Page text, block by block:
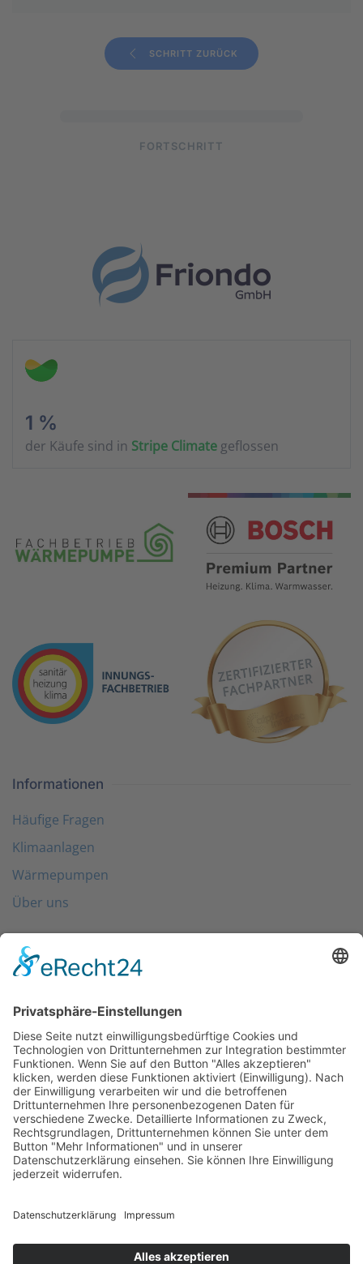
SCHRITT ZURÜCK
FORTSCHRITT
1 %
der Käufe sind in Stripe Climate geflossen
Informationen
Häufige Fragen
Klimaanlagen
Wärmepumpen
Über uns
Folgen Sie uns
Kontakt
0203 - 3965 710
info@friondo.de
Whatsapp
Mo - Fr von 8 - 17 Uhr
SCHREIBEN SIE UNS